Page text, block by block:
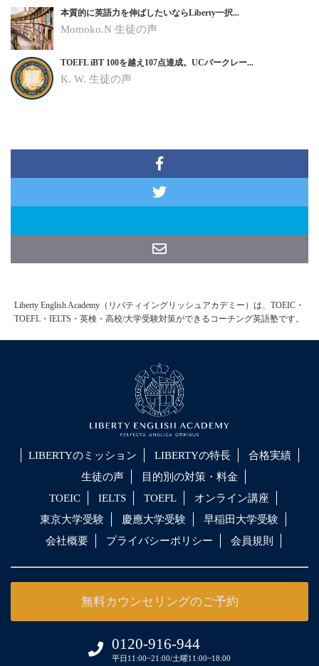
本質的に英語力を伸ばしたいならLiberty一択...
Momoko.N 生徒の声
TOEFL iBT 100を越え107点達成。UCバークレー...
K. W. 生徒の声
Liberty English Academy（リバティイングリッシュアカデミー）は、TOEIC・
TOEFL・IELTS・英検・高校/大学受験対策ができるコーチング英語塾です。
LIBERTYのミッション LIBERTYの特長
合格実績
生徒の声
目的別の対策・料金
TOEIC
IELTS TOEFL
オンライン講座
東京大学受験
慶應大学受験
早稲田大学受験
会社概要
プライバシーポリシー 会員規則
無料カウンセリングのご予約
0120-916-944
平日11:00~21:00/土曜11:00~18:00